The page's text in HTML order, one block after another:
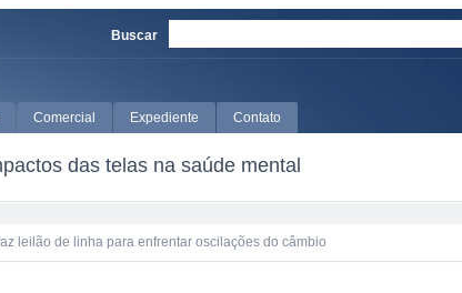
Buscar
Comercial Expediente Contato
das telas na saúde mental
leilão de linha para enfrentar oscilações do câmbio